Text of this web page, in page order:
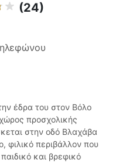
(24)
έδρα του στον Βόλο
προσχολικής
στην οδό Βλαχάβα
φιλικό περιβάλλον που
και βρεφικό